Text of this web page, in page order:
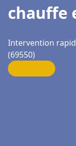
chauffe
Intervention
(69550)